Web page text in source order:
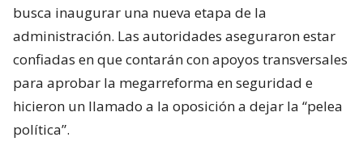
busca inaugurar una nueva etapa de la
administración. Las autoridades aseguraron estar
confiadas en que contarán con apoyos transversales
para aprobar la megarreforma en seguridad e
hicieron un llamado a la oposición a dejar la “pelea
política”.